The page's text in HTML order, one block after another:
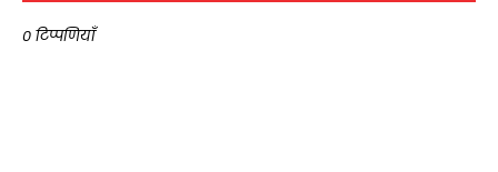
0 टिप्पणियाँ